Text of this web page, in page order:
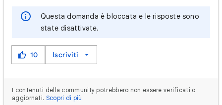
Questa domanda è bloccata e le risposte sono
state disattivate.
10 Iscriviti
I contenuti della community potrebbero non essere verificati o
aggiornati. Scopri di più .